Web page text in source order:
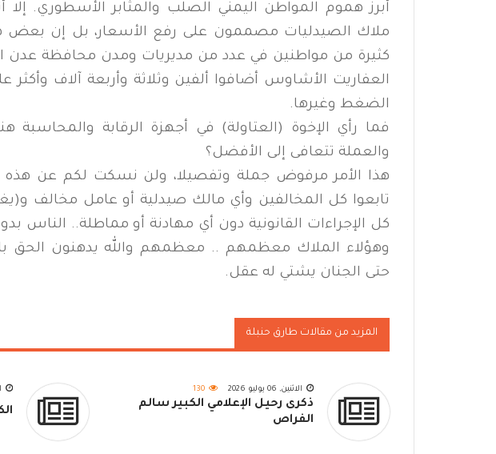
أبرز هموم المواطن اليمني الصلب والمثابر الأسطوري.
ملاك الصيدليات مصممون على رفع الأسعار، بل إن بعض
كثيرة من مواطنين في عدد من مديريات ومدن محافظة عدن
العفاريت الأشاوس أضافوا ألفين وثلاثة وأربعة آلاف وأكثر
الضغط وغيرها.
فما رأي الإخوة (العتاولة) في أجهزة الرقابة والمحاسبة
والعملة تتعافى إلى الأفضل؟
هذا الأمر مرفوض جملة وتفصيلا، ولن نسكت لكم عن هذه
تابعوا كل المخالفين وأي مالك صيدلية أو عامل مخالف
كل الإجراءات القانونية دون أي مهادنة أو مماطلة.. الناس
وهؤلاء الملاك معظمهم .. معظمهم والله يدهنون الحق
حتى الجنان يشتي له عقل.
المزيد من مقالات طارق حنبلة
الاثنين, 06 يوليو 2026 130
ذكرى رحيل الإعلامي الكبير سالم
الفراص